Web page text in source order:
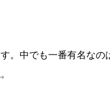
。中でも一番有名な